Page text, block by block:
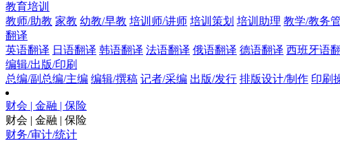
教育培训
教师/助教 家教 幼教/早教 培训师/讲师 培训策划 培训助理 教学/教务
翻译
英语翻译 日语翻译 韩语翻译 法语翻译 俄语翻译 德语翻译 西班牙语
编辑/出版/印刷
总编/副总编/主编 编辑/撰稿 记者/采编 出版/发行 排版设计/制作 印刷
财会 | 金融 | 保险
财会 | 金融 | 保险
财务/审计/统计